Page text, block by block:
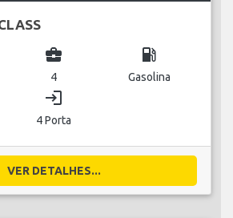
business_center
4
local_gas_station
Gasolina
login
4 Porta
VER DETALHES...